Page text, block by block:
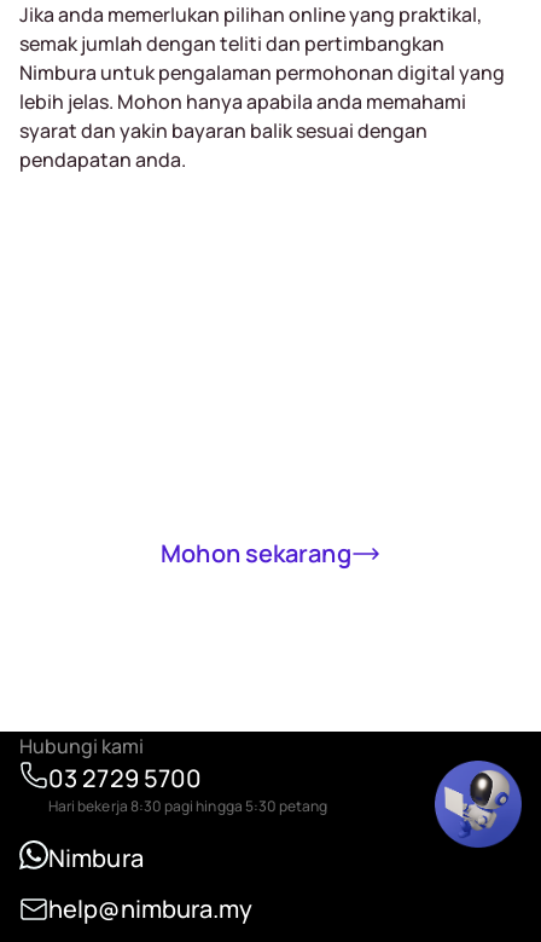
Jika anda memerlukan pilihan online yang praktikal,
semak jumlah dengan teliti dan pertimbangkan
Nimbura untuk pengalaman permohonan digital yang
lebih jelas. Mohon hanya apabila anda memahami
syarat dan yakin bayaran balik sesuai dengan
pendapatan anda.
Mohon sekarang
Hubungi kami
03 2729 5700
Hari bekerja 8:30 pagi hingga 5:30 petang
Nimbura
help@nimbura.my